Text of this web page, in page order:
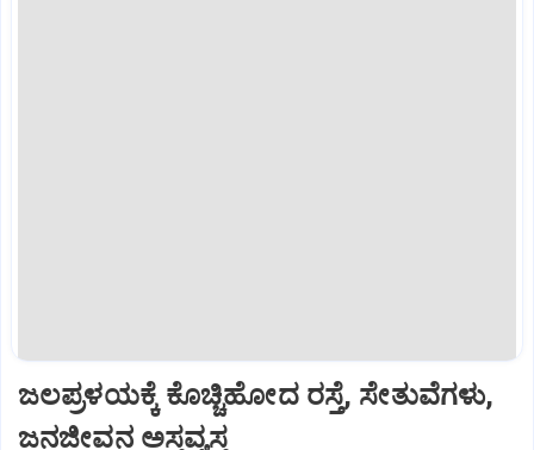
ಜಲಪ್ರಳಯಕ್ಕೆ ಕೊಚ್ಚಿಹೋದ ರಸ್ತೆ, ಸೇತುವೆಗಳು,
ಜನಜೀವನ ಅಸ್ತವ್ಯಸ್ತ